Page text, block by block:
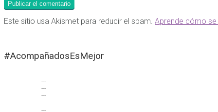
Este sitio usa Akismet para reducir el spam. Aprende cómo
#AcompañadosEsMejor